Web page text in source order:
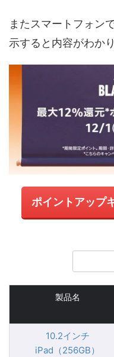
またスマートフォン
示すると内容がわか
ポイントアップ
製品名
10.2インチ
iPad（256GB）